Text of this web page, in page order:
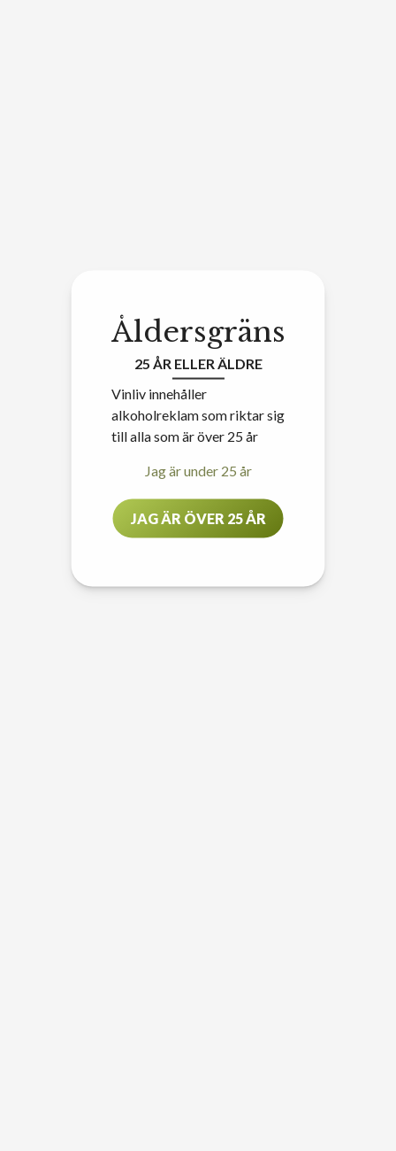
Åldersgräns
25 ÅR ELLER ÄLDRE
Vinliv innehåller
alkoholreklam som riktar sig
till alla som är över 25 år
Jag är under 25 år
JAG ÄR ÖVER 25 ÅR